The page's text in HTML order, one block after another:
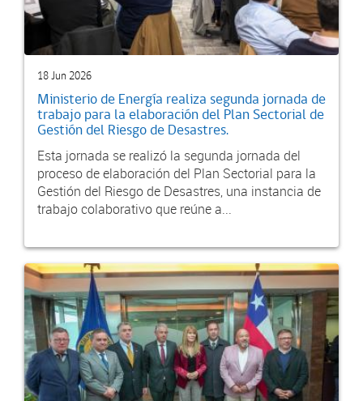
18 Jun 2026
Ministerio de Energía realiza segunda jornada de
trabajo para la elaboración del Plan Sectorial de
Gestión del Riesgo de Desastres.
Esta jornada se realizó la segunda jornada del
proceso de elaboración del Plan Sectorial para la
Gestión del Riesgo de Desastres, una instancia de
trabajo colaborativo que reúne a...